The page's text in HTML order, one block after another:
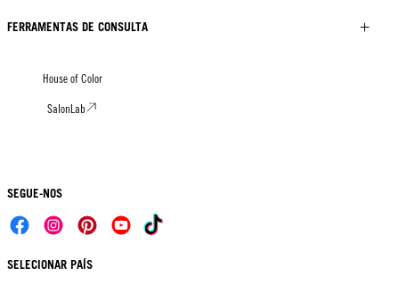
FERRAMENTAS DE CONSULTA
House of Color
SalonLab
SEGUE-NOS
SELECIONAR PAÍS